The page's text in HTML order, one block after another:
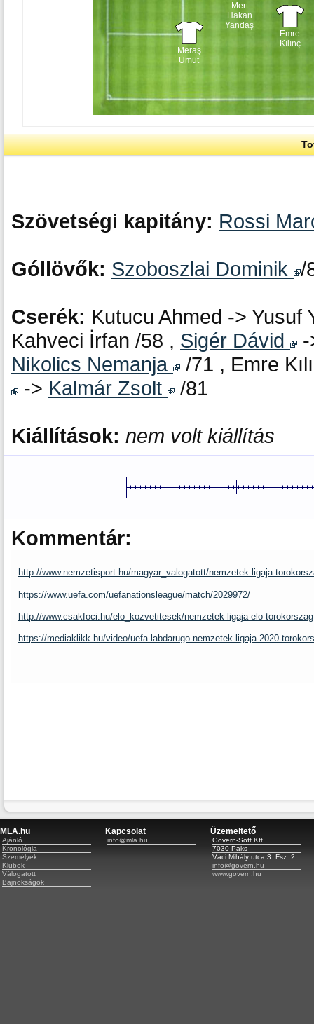
Meraş
Umut
Mert
Hakan
Yandaş
Emre
Kılınç
Szövetségi kapitány: Rossi
Góllövők: Szoboszlai Dominik /
Cserék: Kutucu Ahmed -> Yusuf
Kahveci İrfan /58 , Sigér Dávid
Nikolics Nemanja
/71 , Emre
-> Kalmár Zsolt /81
Kiállítások: nem volt kiállítás
Kommentár:
http://www.nemzetisport.hu/magyar_valogatott/nemzetek-ligaja-
https://www.uefa.com/uefanationsleague/match/2029972/
http://www.csakfoci.hu/elo_kozvetitesek/nemzetek-ligaja-elo-
https://mediaklikk.hu/video/uefa-labdarugo-nemzetek-ligaja-2020-
MLA.hu
Ajánló
Kronológia
Személyek
Klubok
Válogatott
Bajnokságok
Kapcsolat
info@mla.hu
Üzemeltető
Govern-Soft Kft.
7030 Paks
Váci Mihály utca 3. Fsz. 2
info@govern.hu
www.govern.hu